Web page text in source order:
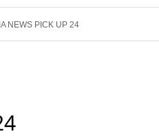
NEWS PICK UP 24